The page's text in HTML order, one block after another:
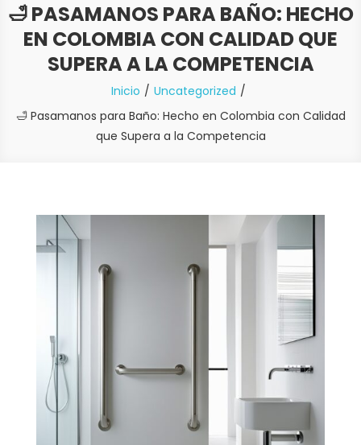
🛁 PASAMANOS PARA BAÑO: HECHO
EN COLOMBIA CON CALIDAD QUE
SUPERA A LA COMPETENCIA
Inicio
Uncategorized
🛁 Pasamanos para Baño: Hecho en Colombia con Calidad
que Supera a la Competencia